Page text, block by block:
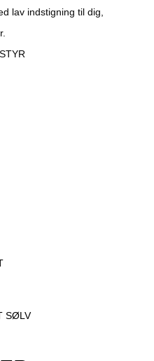
lav indstigning til dig,
SØLV